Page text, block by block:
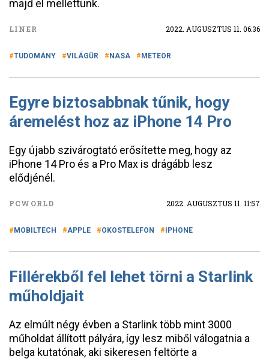
majd el mellettünk.
LINER 2022. AUGUSZTUS 11. 06:36
TUDOMÁNY VILÁGŰR NASA METEOR
Egyre biztosabbnak tűnik, hogy
áremelést hoz az iPhone 14 Pro
Egy újabb szivárogtató erősítette meg, hogy az
iPhone 14 Pro és a Pro Max is drágább lesz
elődjénél.
PCWORLD 2022. AUGUSZTUS 11. 11:57
MOBILTECH APPLE OKOSTELEFON IPHONE
Fillérekből fel lehet törni a Starlink
műholdjait
Az elmúlt négy évben a Starlink több mint 3000
műholdat állított pályára, így lesz miből válogatnia a
belga kutatónak, aki sikeresen feltörte a